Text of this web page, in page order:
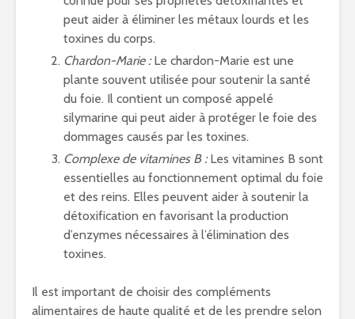
peut aider à éliminer les métaux lourds et les
toxines du corps.
Chardon-Marie :Le chardon-Marie est une
plante souvent utilisée pour soutenir la santé
du foie. Il contient un composé appelé
silymarine qui peut aider à protéger le foie des
dommages causés par les toxines.
Complexe de vitamines B :Les vitamines B sont
essentielles au fonctionnement optimal du foie
et des reins. Elles peuvent aider à soutenir la
détoxification en favorisant la production
d’enzymes nécessaires à l’élimination des
toxines.
Il est important de choisir des compléments
alimentaires de haute qualité et de les prendre selon